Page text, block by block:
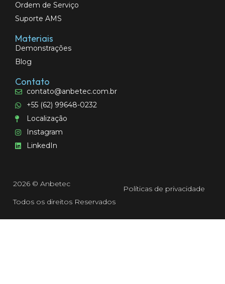
Ordem de Serviço
Suporte AMS
Materiais
Demonstrações
Blog
Contato
contato@anbetec.com.br
+55 (62) 99648-0232
Localização
Instagram
LinkedIn
2026 © Anbetec
Todos os direitos Reservados
Políticas de privacidade